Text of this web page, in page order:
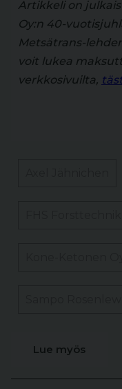
Artikkeli on
Oy:n 40-
Metsätrans-
voit lukea
verkkosivuilta,
Lue myös